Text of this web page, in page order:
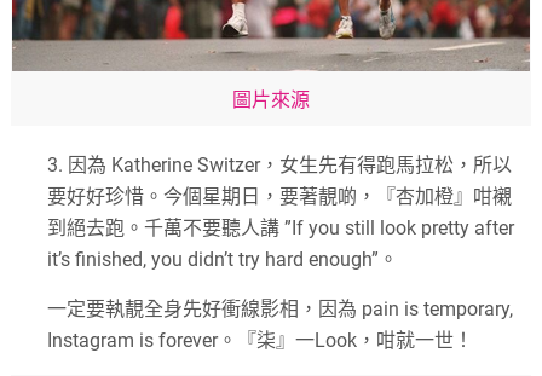
圖片來源
3. 因為 Katherine Switzer，女生先有得跑馬拉松，所以
要好好珍惜。今個星期日，要著靚啲，『杏加橙』咁襯
到絕去跑。千萬不要聽人講”If you still look pretty after
it’s finished,you didn’t try hard enough” 。
一定要執靚全身先好衝線影相，因為 pain is temporary,
Instagram is forever。『柒』一Look ，咁就一世！